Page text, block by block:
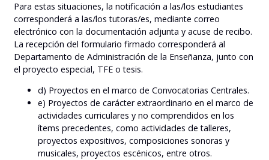
Para estas situaciones, la notificación a las/los estudiantes
corresponderá a las/los tutoras/es, mediante correo
electrónico con la documentación adjunta y acuse de recibo.
La recepción del formulario firmado corresponderá al
Departamento de Administración de la Enseñanza, junto con
el proyecto especial, TFE o tesis.
d) Proyectos en el marco de Convocatorias Centrales.
e) Proyectos de carácter extraordinario en el marco de
actividades curriculares y no comprendidos en los
ítems precedentes, como actividades de talleres,
proyectos expositivos, composiciones sonoras y
musicales, proyectos escénicos, entre otros.